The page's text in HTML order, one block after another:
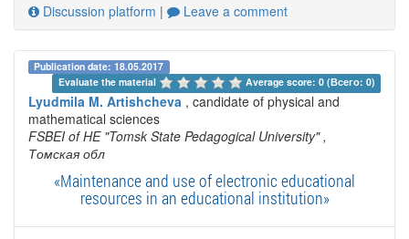
Discussion platform | Leave a comment
Publication date: 18.05.2017
Evaluate the material
Average score: 0 (Всего: 0)
Lyudmila M. Artishcheva , candidate of physical and
mathematical sciences
FSBEI of HE "Tomsk State Pedagogical University" ,
Томская обл
«Maintenance and use of electronic educational
resources in an educational institution»